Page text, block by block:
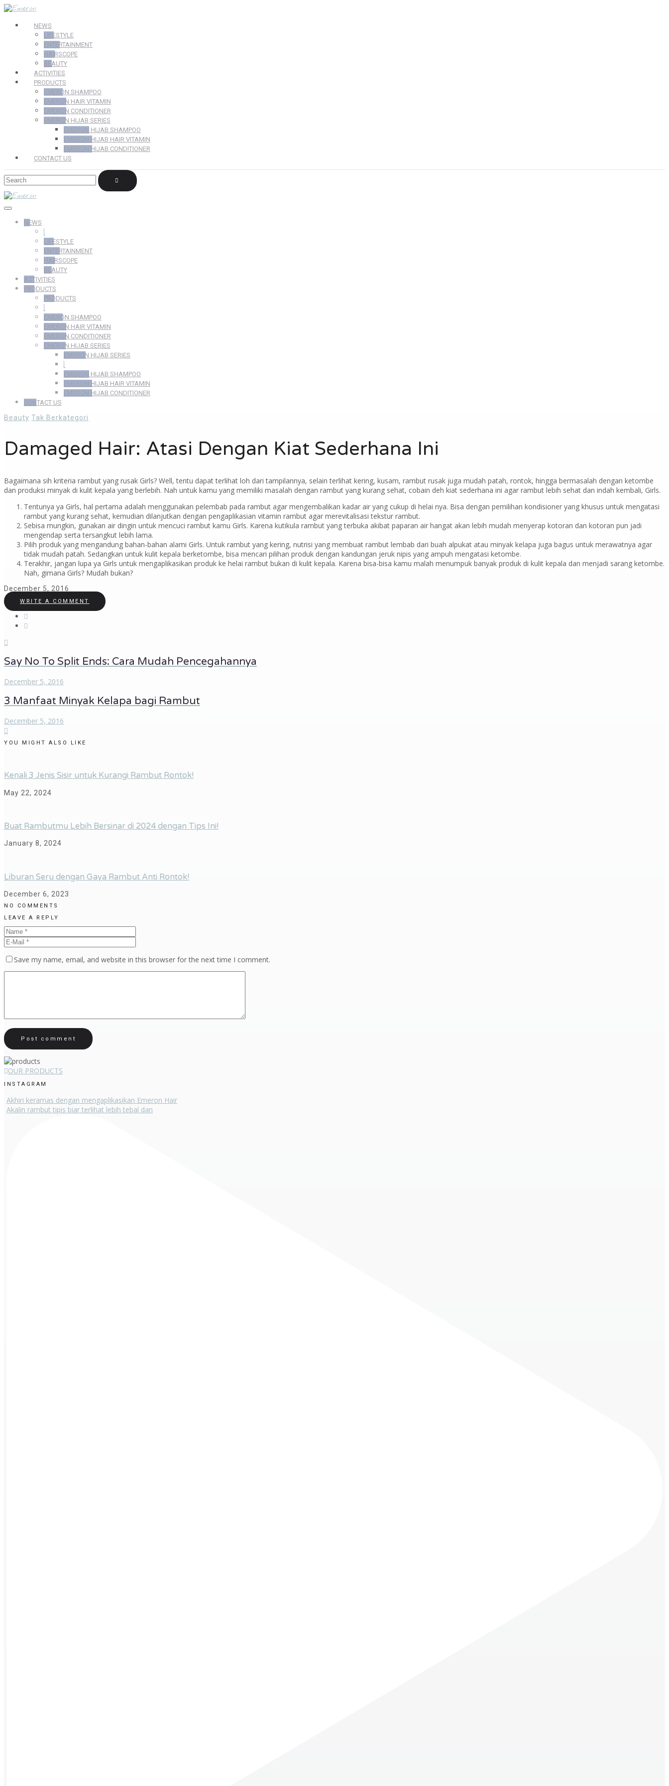
NEWS
LIFESTYLE
ENTERTAINMENT
HAIRSCOPE
BEAUTY
ACTIVITIES
PRODUCTS
EMERON SHAMPOO
EMERON HAIR VITAMIN
EMERON CONDITIONER
EMERON HIJAB SERIES
EMERON HIJAB SHAMPOO
EMERON HIJAB HAIR VITAMIN
EMERON HIJAB CONDITIONER
CONTACT US
NEWS
LIFESTYLE
ENTERTAINMENT
HAIRSCOPE
BEAUTY
ACTIVITIES
PRODUCTS
PRODUCTS
EMERON SHAMPOO
EMERON HAIR VITAMIN
EMERON CONDITIONER
EMERON HIJAB SERIES
EMERON HIJAB SERIES
EMERON HIJAB SHAMPOO
EMERON HIJAB HAIR VITAMIN
EMERON HIJAB CONDITIONER
CONTACT US
Beauty Tak Berkategori
Damaged Hair: Atasi Dengan Kiat Sederhana Ini
Bagaimana sih kriteria rambut yang rusak Girls? Well, tentu dapat terlihat loh dari tampilannya, selain terlihat kering, kusam, rambut rusak juga mudah patah, rontok, hingga bermasalah dengan ketombe
dan produksi minyak di kulit kepala yang berlebih. Nah untuk kamu yang memiliki masalah dengan rambut yang kurang sehat, cobain deh kiat sederhana ini agar rambut lebih sehat dan indah kembali, Girls.
Tentunya ya Girls, hal pertama adalah menggunakan pelembab pada rambut agar mengembalikan kadar air yang cukup di helai nya. Bisa dengan pemilihan kondisioner yang khusus untuk mengatasi
rambut yang kurang sehat, kemudian dilanjutkan dengan pengaplikasian vitamin rambut agar merevitalisasi tekstur rambut.
Sebisa mungkin, gunakan air dingin untuk mencuci rambut kamu Girls. Karena kutikula rambut yang terbuka akibat paparan air hangat akan lebih mudah menyerap kotoran dan kotoran pun jadi
mengendap serta tersangkut lebih lama.
Pilih produk yang mengandung bahan-bahan alami Girls. Untuk rambut yang kering, nutrisi yang membuat rambut lembab dari buah alpukat atau minyak kelapa juga bagus untuk merawatnya agar
tidak mudah patah. Sedangkan untuk kulit kepala berketombe, bisa mencari pilihan produk dengan kandungan jeruk nipis yang ampuh mengatasi ketombe.
Terakhir, jangan lupa ya Girls untuk mengaplikasikan produk ke helai rambut bukan di kulit kepala. Karena bisa-bisa kamu malah menumpuk banyak produk di kulit kepala dan menjadi sarang ketombe.
Nah, gimana Girls? Mudah bukan?
December 5, 2016
WRITE A COMMENT
Say No To Split Ends: Cara Mudah Pencegahannya
December 5, 2016
3 Manfaat Minyak Kelapa bagi Rambut
December 5, 2016
YOU MIGHT ALSO LIKE
Kenali 3 Jenis Sisir untuk Kurangi Rambut Rontok!
May 22, 2024
Buat Rambutmu Lebih Bersinar di 2024 dengan Tips Ini!
January 8, 2024
Liburan Seru dengan Gaya Rambut Anti Rontok!
December 6, 2023
NO COMMENTS
LEAVE A REPLY
Save my name, email, and website in this browser for the next time I comment.
OUR PRODUCTS
INSTAGRAM
Akhiri keramas dengan mengaplikasikan Emeron Hair
Akalin rambut tipis biar terlihat lebih tebal dan